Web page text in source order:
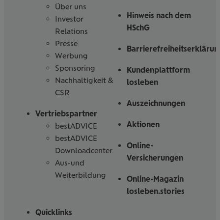
Über uns
Investor
Relations
Presse
Werbung
Sponsoring
Nachhaltigkeit &
CSR
Vertriebspartner
bestADVICE
bestADVICE
Downloadcenter
Aus-und
Weiterbildung
Hinweis nach dem
HSchG
Kundenplattform
losleben
Auszeichnungen
Aktionen
Online-
Versicherungen
Online-Magazin
losleben.stories
Quicklinks